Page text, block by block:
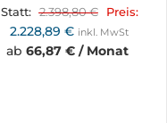
Unterbau
Statt: 2.398,80€ Preis:
2.228,89 € inkl. MwSt
ab 66,87 € / Monat